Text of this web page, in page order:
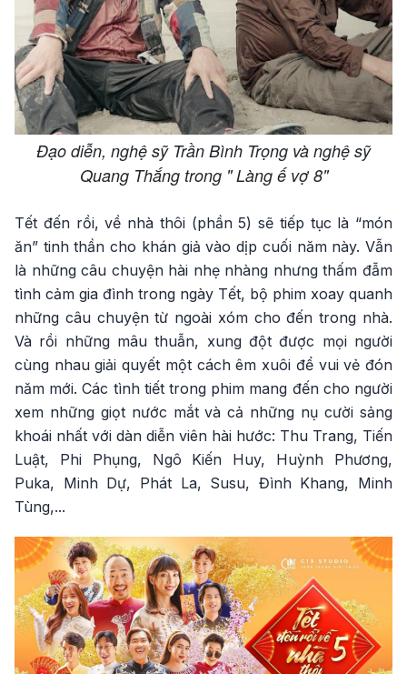
Đạo diễn, nghệ sỹ Trần Bình Trọng và nghệ sỹ
Quang Thắng trong " Làng ế vợ 8"
Tết đến rồi, về nhà thôi (phần 5) sẽ tiếp tục là “món
ăn” tinh thần cho khán giả vào dịp cuối năm này. Vẫn
là những câu chuyện hài nhẹ nhàng nhưng thấm đẫm
tình cảm gia đình trong ngày Tết, bộ phim xoay quanh
những câu chuyện từ ngoài xóm cho đến trong nhà.
Và rồi những mâu thuẫn, xung đột được mọi người
cùng nhau giải quyết một cách êm xuôi để vui vẻ đón
năm mới. Các tình tiết trong phim mang đến cho người
xem những giọt nước mắt và cả những nụ cười sảng
khoái nhất với dàn diễn viên hài hước: Thu Trang, Tiến
Luật, Phi Phụng, Ngô Kiến Huy, Huỳnh Phương,
Puka, Minh Dự, Phát La, Susu, Đình Khang, Minh
Tùng,...